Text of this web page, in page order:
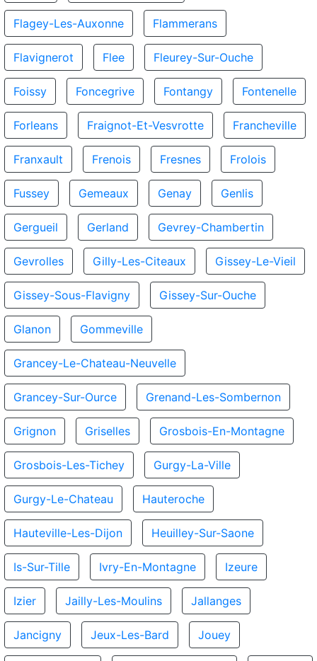
Flagey-Les-Auxonne Flammerans
Flavignerot Flee Fleurey-Sur-Ouche
Foissy Foncegrive Fontangy Fontenelle
Forleans Fraignot-Et-Vesvrotte Francheville
Franxault Frenois Fresnes Frolois
Fussey Gemeaux Genay Genlis
Gergueil Gerland Gevrey-Chambertin
Gevrolles Gilly-Les-Citeaux Gissey-Le-Vieil
Gissey-Sous-Flavigny Gissey-Sur-Ouche
Glanon Gommeville
Grancey-Le-Chateau-Neuvelle
Grancey-Sur-Ource Grenand-Les-Sombernon
Grignon Griselles Grosbois-En-Montagne
Grosbois-Les-Tichey Gurgy-La-Ville
Gurgy-Le-Chateau Hauteroche
Hauteville-Les-Dijon Heuilley-Sur-Saone
Is-Sur-Tille Ivry-En-Montagne Izeure
Izier Jailly-Les-Moulins Jallanges
Jancigny Jeux-Les-Bard Jouey